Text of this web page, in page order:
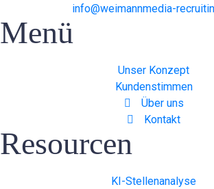
info@weimannmedia-
Menü
Unser Konzept
Kundenstimmen
Über uns
Kontakt
Resourcen
KI-Stellenanalyse